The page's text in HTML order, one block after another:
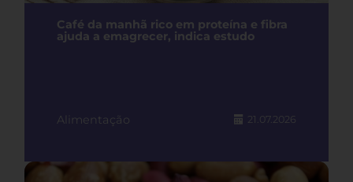
Café da manhã rico em proteína e fibra
ajuda a emagrecer, indica estudo
Alimentação 21.07.2026